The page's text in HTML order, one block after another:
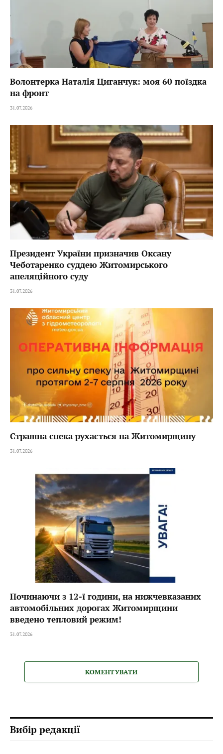
Волонтерка Наталія Циганчук: моя 60 поїздка
на фронт
31.07.2026
Президент України призначив Оксану
Чеботаренко суддею Житомирського
апеляційного суду
31.07.2026
Страшна спека рухається на Житомирщину
31.07.2026
Починаючи з 12-ї години, на нижчевказаних
автомобільних дорогах Житомирщини
введено тепловий режим!
31.07.2026
КОМЕНТУВАТИ
Вибір редакції